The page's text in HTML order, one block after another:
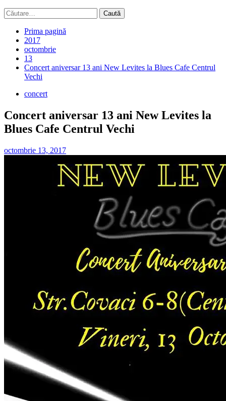
Caută
după:
Prima pagină
2017
octombrie
13
Concert aniversar 13 ani New Levites la Blues Cafe Centrul
Vechi
concert
Concert aniversar 13 ani New Levites la
Blues Cafe Centrul Vechi
octombrie 13, 2017